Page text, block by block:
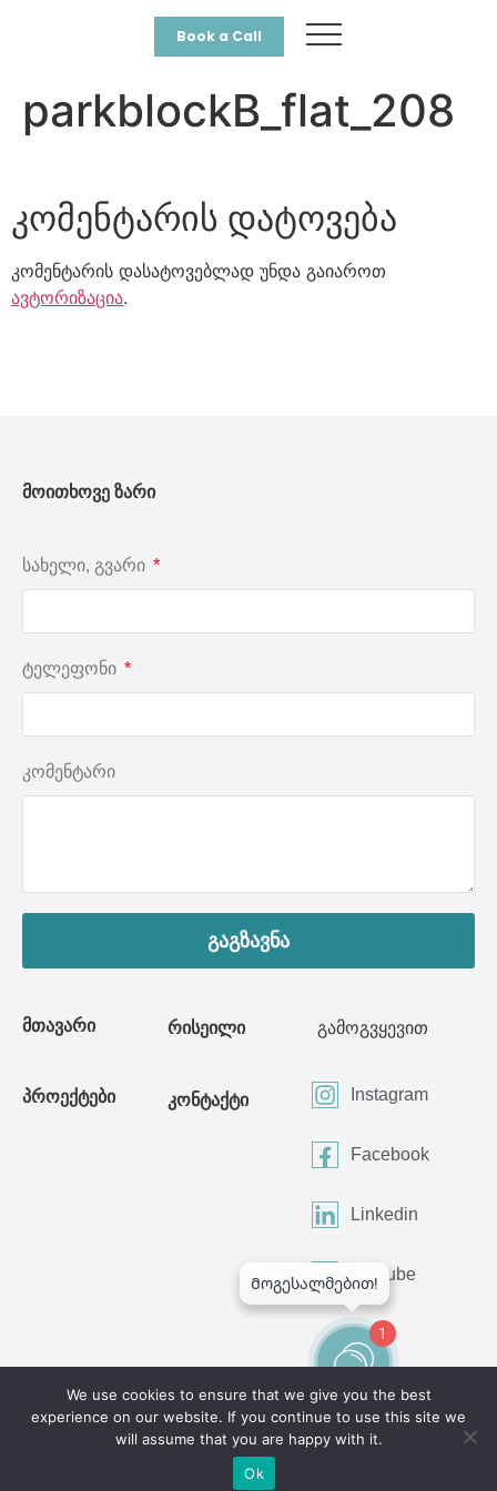
Book a Call
parkblockB_flat_208
კომენტარის დატოვება
კომენტარის დასატოვებლად უნდა გაიაროთ
ავტორიზაცია.
©2024 All Rights Reserved
მთავარი
პროექტები
რისეილი
კონტაქტი
გამოგვყევით
Instagram
Facebook
Linkedin
Youtube
მოითხოვე ზარი
სახელი, გვარი
ტელეფონი
კომენტარი
გაგზავნა
1
We use cookies to ensure that we give you the best
experience on our website. If you continue to use this site we
will assume that you are happy with it.
Ok